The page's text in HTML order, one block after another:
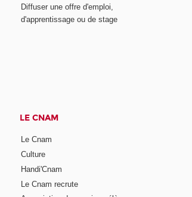
Diffuser une offre d'emploi,
d'apprentissage ou de stage
LE CNAM
Le Cnam
Culture
Handi'Cnam
Le Cnam recrute